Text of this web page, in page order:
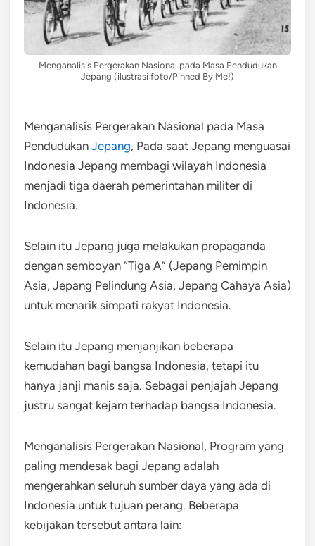
Menganalisis Pergerakan Nasional pada Masa Pendudukan
Jepang (ilustrasi foto/Pinned By Me!)
Menganalisis Pergerakan Nasional pada Masa
Pendudukan Jepang, Pada saat Jepang menguasai
Indonesia Jepang membagi wilayah Indonesia
menjadi tiga daerah pemerintahan militer di
Indonesia.
Selain itu Jepang juga melakukan propaganda
dengan semboyan “Tiga A” (Jepang Pemimpin
Asia, Jepang Pelindung Asia, Jepang Cahaya Asia)
untuk menarik simpati rakyat Indonesia.
Selain itu Jepang menjanjikan beberapa
kemudahan bagi bangsa Indonesia, tetapi itu
hanya janji manis saja. Sebagai penjajah Jepang
justru sangat kejam terhadap bangsa Indonesia.
Menganalisis Pergerakan Nasional, Program yang
paling mendesak bagi Jepang adalah
mengerahkan seluruh sumber daya yang ada di
Indonesia untuk tujuan perang. Beberapa
kebijakan tersebut antara lain: